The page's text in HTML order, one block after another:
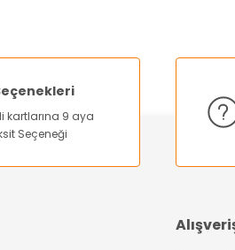
kartlarına 9 aya
Seçeneği